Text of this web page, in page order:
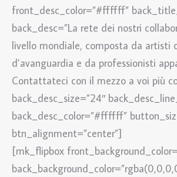
front_desc_color=”#ffffff”
back_desc=”La rete dei nostri
livello mondiale, composta da artisti
d’avanguardia e da professionisti
Contattateci con il mezzo a voi più
back_desc_size=”24″
back_desc_color=”#ffffff”
btn_alignment=”center”]
[mk_flipbox